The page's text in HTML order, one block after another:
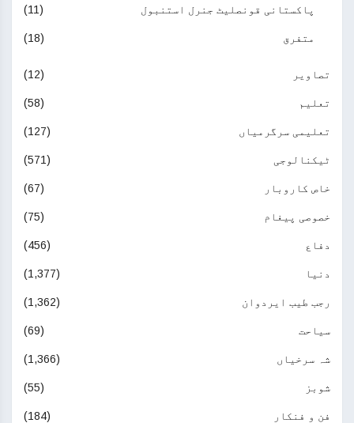
پاکستانی قونصلیٹ جنرل استنبول (11)
متفرق (18)
تصاویر (12)
تعلیم (58)
تعلیمی سرگرمیاں (127)
ٹیکنالوجی (571)
خاص کاروبار (67)
خصوصی پیغام (75)
دفاع (456)
دنیا (1,377)
رجب طیب ایردوان (1,362)
سیاحت (69)
شہ سرخیاں (1,366)
شوبز (55)
فن و فنکار (184)